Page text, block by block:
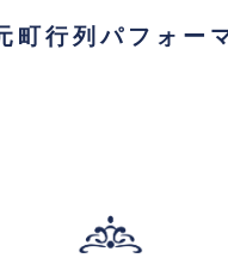
町行列パフォー